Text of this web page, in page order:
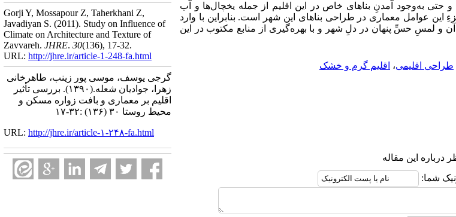
به‌وجود آمدنِ بناهای خاص در این اقلیم از جمله یخچال‌ها و آب
این عوامل معماری در طراحی بناهای این شهر است. بنابراین با وارد
و لمسِ حسِّ پنهان در دلِ شهر و با بهره‌گیری از منابع مکتوب در این
طراحی اقلیمی، اقلیم گرم و خشک
درباره این مقاله
شما:
Gorji Y, Mossapour Z, Taherkhani Z,
Javadiyan S. (2011). Study on Influence of
Climate on Architecture and Texture of
Zavvareh. JHRE. 30(136), 17-32.
URL: http://jhre.ir/article-1-248-fa.html
گرجی یوسف، موسی پور زینب، طاهرخانی
زهرا، جوادیان شعله.(۱۳۹۰).
بررسی تأثیر
اقلیم بر معماری و بافت زواره مسکن و
محیط روستا ۳۰ (۱۳۶) :۳۲-۱۷
URL: http://jhre.ir/article-۱-۲۴۸-fa.html